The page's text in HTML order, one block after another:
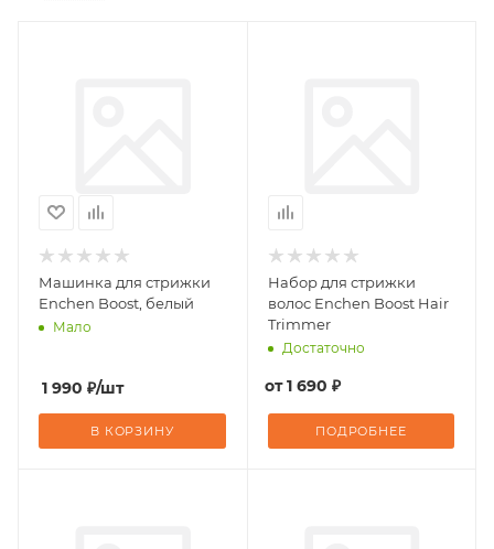
Машинка для стрижки
Enchen Boost, белый
Мало
1 990 ₽/шт
В КОРЗИНУ
Набор для стрижки
волос Enchen Boost Hair
Trimmer
Достаточно
от1 690 ₽
ПОДРОБНЕЕ